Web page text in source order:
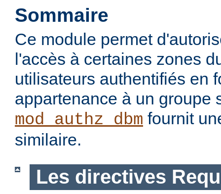
Sommaire
Ce module permet
l'accès à certaines zones
utilisateurs authentifiés en
appartenance à un groupe
mod_authz_dbm fournit
similaire.
Les directives